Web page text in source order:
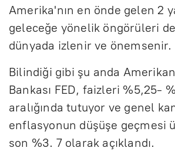
Amerika'nın en önde gelen 2
geleceğe yönelik öngörüleri
dünyada izlenir ve önemsenir.
Bilindiği gibi şu anda
Bankası FED, faizleri %5,25-
aralığında tutuyor ve genel
enflasyonun düşüşe geçmesi
son %3. 7 olarak açıklandı.